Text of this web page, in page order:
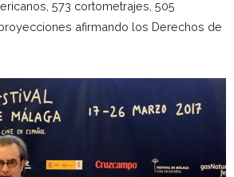
573 cortometrajes, 505
afirmando los Derechos de